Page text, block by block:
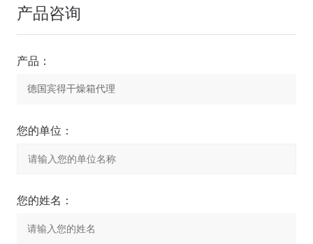
产品咨询
产品：
您的单位：
您的姓名：